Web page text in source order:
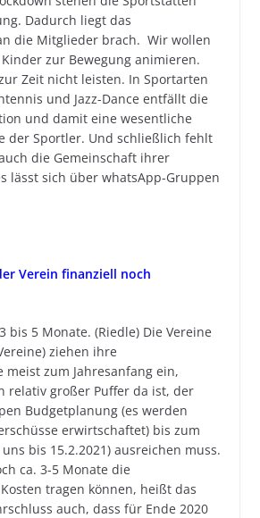
Dadurch liegt das
die Mitglieder brach. Wir wollen
zur Bewegung animieren.
Zeit nicht leisten. In Sportarten
und Jazz-Dance entfällt die
und damit eine wesentliche
der Sportler. Und schließlich fehlt
die Gemeinschaft ihrer
lässt sich über whatsApp-Gruppen
Verein finanziell noch
bis 5 Monate. (Riedle) Die Vereine
ziehen ihre
zum Jahresanfang ein,
relativ großer Puffer da ist, der
Budgetplanung (es werden
erwirtschaftet) bis zum
bis 15.2.2021) ausreichen muss.
ca. 3-5 Monate die
tragen können, heißt das
auch, dass für Ende 2020